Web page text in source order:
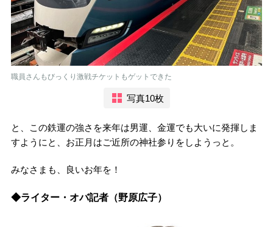
職員さんもびっくり激戦チケットもゲットできた
写真10枚
と、この鉄運の強さを来年は男運、金運でも大いに発揮しま
すようにと、お正月はご近所の神社参りをしようっと。
みなさまも、良いお年を！
◆ライター・オバ記者（野原広子）